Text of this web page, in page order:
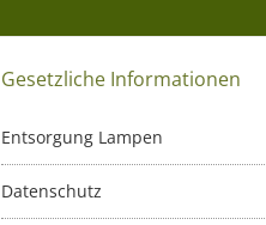
Gesetzliche Informationen
Entsorgung Lampen
Datenschutz